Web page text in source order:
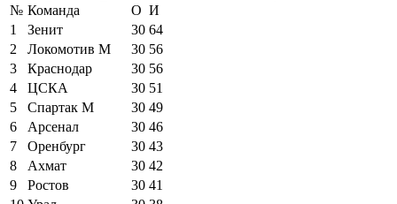
№ Команда О И
1
Зенит 30 64
2
Локомотив М 30 56
3
Краснодар 30 56
4
ЦСКА 30 51
5
Спартак М 30 49
6
Арсенал 30 46
7
Оренбург 30 43
8
Ахмат 30 42
9
Ростов 30 41